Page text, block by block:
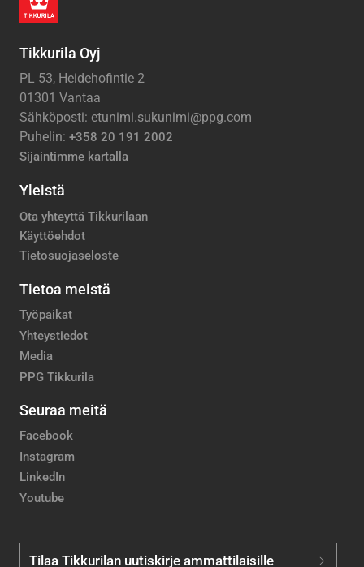
Tikkurila Oyj
PL 53, Heidehofintie 2
01301 Vantaa
Sähköposti: etunimi.sukunimi@ppg.com
Puhelin: +358 20 191 2002
Sijaintimme kartalla
Yleistä
Ota yhteyttä Tikkurilaan
Käyttöehdot
Tietosuojaseloste
Tietoa meistä
Työpaikat
Yhteystiedot
Media
PPG Tikkurila
Seuraa meitä
Facebook
Instagram
LinkedIn
Youtube
Tilaa Tikkurilan uutiskirje ammattilaisille